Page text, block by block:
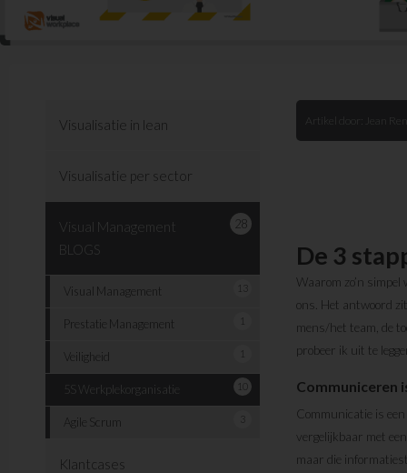
Visualisatie in lean
Visualisatie per sector
Visual Management
BLOGS
28
Visual Management 13
Prestatie Management 1
Veiligheid 1
5S Werkplekorganisatie 10
Agile Scrum 3
Klantcases
Artikel door:
De 3
Waarom zo’n
ons. Het antwoord
mens/het team, de
probeer ik uit te
Communiceren
Communicatie is
vergelijkbaar met
maar die